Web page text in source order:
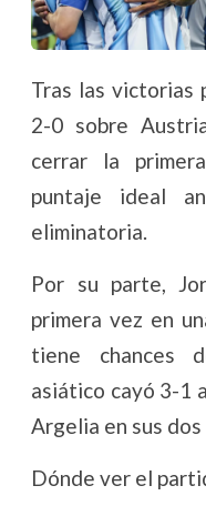
Tras las
2-0 sobre
cerrar la
puntaje ideal
eliminatoria.
Por su parte,
primera vez en
tiene chances
asiático cayó 3-1
Argelia en sus
Dónde ver el